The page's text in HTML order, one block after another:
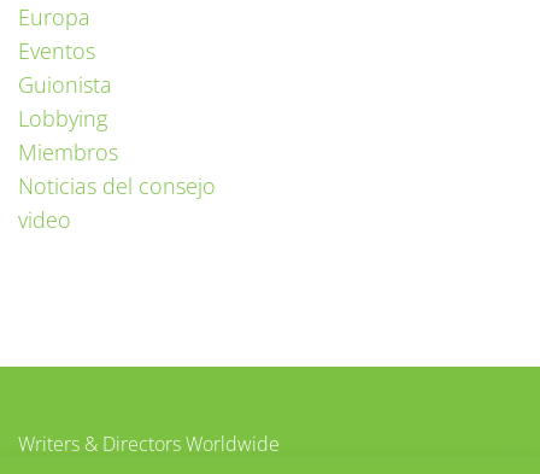
Europa
Eventos
Guionista
Lobbying
Miembros
Noticias del consejo
video
Writers & Directors Worldwide